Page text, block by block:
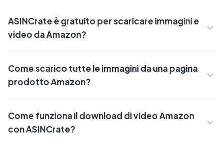
ASINCrate è gratuito per scaricare immagini e
video da Amazon?
Come scarico tutte le immagini da una pagina
prodotto Amazon?
Come funziona il download di video Amazon
con ASINCrate?